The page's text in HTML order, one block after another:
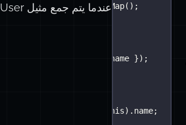
privateData = new WeakMap();
, { name });
this).name;
عندما يتم جمع مثيل User بواسطة جامع القمامة، تذهب البيانات الخاصة معه. لا حاجة لكود تنظيف.